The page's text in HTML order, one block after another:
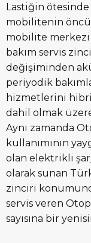
Lastiğin
mobilitenin
mobilite merkezi
bakım servis
değişiminden
periyodik
hizmetlerini
dahil olmak
Aynı zamanda
kullanımının
olan elektrikli
olarak sunan
zinciri
servis veren
sayısına bir